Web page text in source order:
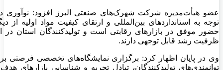
عضو هیأت‌مدیره شرکت شهرک‌های صنعتی البرز افزود: نوآوری
توجه به استانداردهای بین‌المللی و ارتقای کیفیت مواد اولیه از
حضور موفق در بازارهای رقابتی است و تولیدکنندگان استان در
ظرفیت رشد قابل توجهی دارند.
وی در پایان اظهار کرد: برگزاری نمایشگاه‌های تخصصی فرصتی
توانمندی‌های تولیدکنندگان، تبادل تجربه و شناسایی بازارهای